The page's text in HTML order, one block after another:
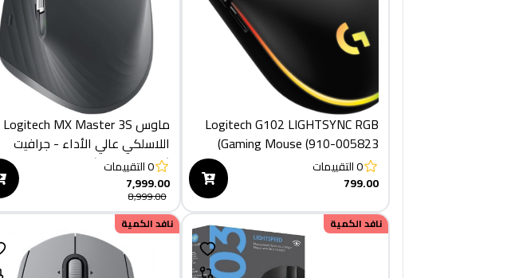
Logitech G102 LIGHTSYNC RGB
Gaming Mouse (910-005823)
0التقييمات
799.00
ماوس Logitech MX Master 3S
اللاسلكي عالي الأداء - جرافيت
(910-006559)
0التقييمات
7,999.00
8,999.00
نافد الكمية
نافد الكمية